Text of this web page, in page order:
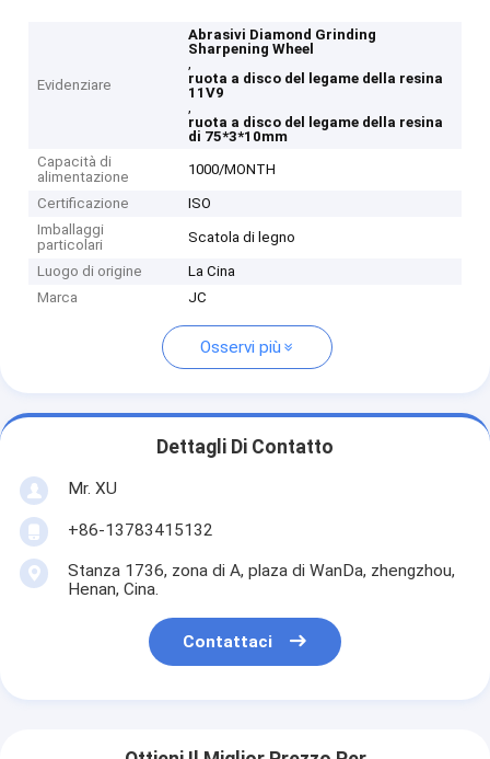
Evidenziare
Abrasivi Diamond Grinding
Sharpening Wheel
,
ruota a disco del legame della resina
11V9
,
ruota a disco del legame della resina
di 75*3*10mm
Capacità di
alimentazione
1000/MONTH
Certificazione
ISO
Imballaggi
particolari
Scatola di legno
Luogo di origine
La Cina
Marca
JC
Osservi più
Dettagli Di Contatto
Mr. XU
+86-13783415132
Stanza 1736, zona di A, plaza di WanDa, zhengzhou,
Henan, Cina.
Contattaci